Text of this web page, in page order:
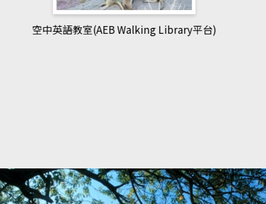
網管人(kono平台)